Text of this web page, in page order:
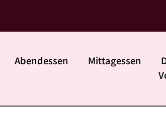
Abendessen Mittagessen